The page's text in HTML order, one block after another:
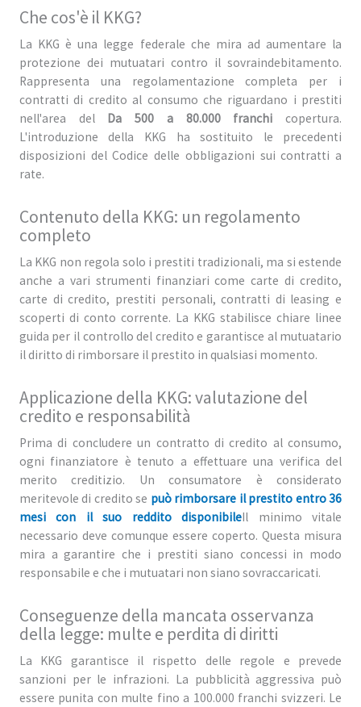
Che cos'è il KKG?
La KKG è una legge federale che mira ad aumentare la
protezione dei mutuatari contro il sovraindebitamento.
Rappresenta una regolamentazione completa per i
contratti di credito al consumo che riguardano i prestiti
nell'area delDa 500 a 80.000 franchicopertura.
L'introduzione della KKG ha sostituito le precedenti
disposizioni del Codice delle obbligazioni sui contratti a
rate.
Contenuto della KKG: un regolamento
completo
La KKG non regola solo i prestiti tradizionali, ma si estende
anche a vari strumenti finanziari come carte di credito,
carte di credito, prestiti personali, contratti di leasing e
scoperti di conto corrente. La KKG stabilisce chiare linee
guida per il controllo del credito e garantisce al mutuatario
il diritto di rimborsare il prestito in qualsiasi momento.
Applicazione della KKG: valutazione del
credito e responsabilità
Prima di concludere un contratto di credito al consumo,
ogni finanziatore è tenuto a effettuare una verifica del
merito creditizio. Un consumatore è considerato
meritevole di credito se può rimborsare il prestito entro 36
mesi con il suo reddito disponibileIl minimo vitale
necessario deve comunque essere coperto. Questa misura
mira a garantire che i prestiti siano concessi in modo
responsabile e che i mutuatari non siano sovraccaricati.
Conseguenze della mancata osservanza
della legge: multe e perdita di diritti
La KKG garantisce il rispetto delle regole e prevede
sanzioni per le infrazioni. La pubblicità aggressiva può
essere punita con multe fino a 100.000 franchi svizzeri. Le